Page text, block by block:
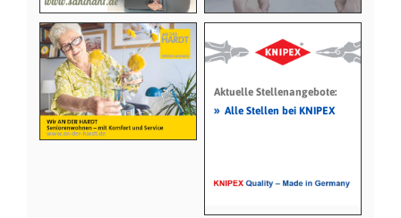
Aktuelle Stellenangebote:
» Alle Stellen bei KNIPEX